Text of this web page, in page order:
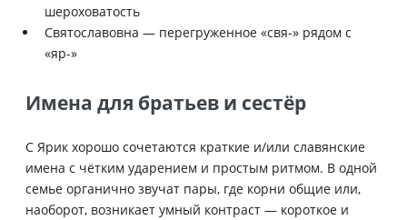
шероховатость
Святославовна — перегруженное «свя-» рядом с
«яр-»
Имена для братьев и сестёр
С Ярик хорошо сочетаются краткие и/или славянские
имена с чётким ударением и простым ритмом. В одной
семье органично звучат пары, где корни общие или,
наоборот, возникает умный контраст — короткое и